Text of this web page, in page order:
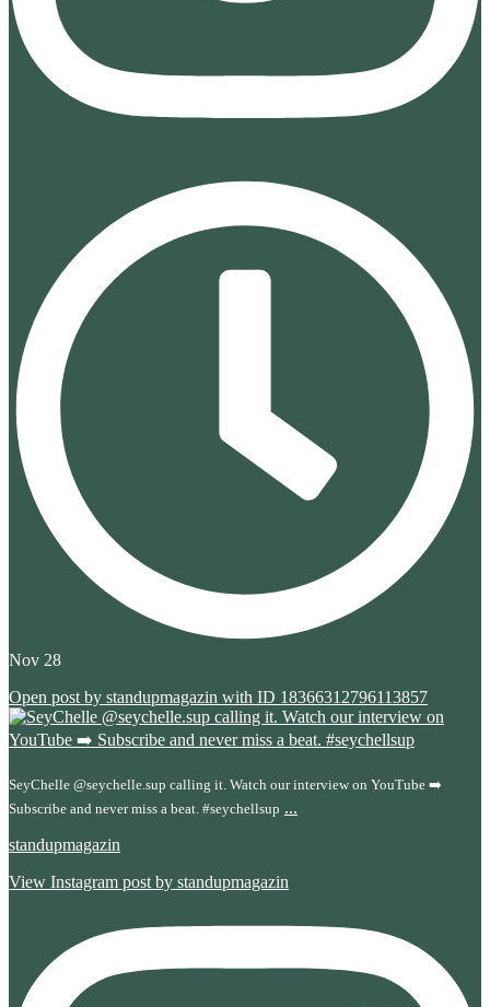
Nov 28
Open post by standupmagazin with ID 18366312796113857
SeyChelle @seychelle.sup calling it. Watch our interview on YouTube ➡️
Subscribe and never miss a beat. #seychellsup ...
standupmagazin
View Instagram post by standupmagazin